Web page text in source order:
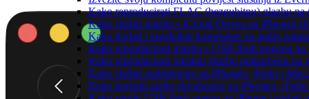
Kako reproducirati FLAC (bezgubitnu) glazbu na
Kako slušati glazbu s iCloud Drivea na iPhoneu
Kako dodati i pregledati komentare na audio
Kako reproducirati glazbu s USB flash pogona
Kako reproducirati lokalnu glazbu pohranjenu na
Kako slušati audioknjige na iPhoneu, iPadu i
Kako koristiti audio ekvalizator na iPhoneu,